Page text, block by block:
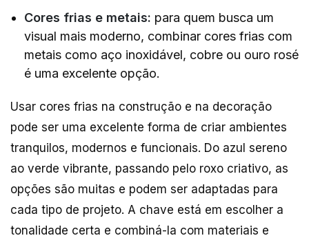
Cores frias e metais: para quem busca um
visual mais moderno, combinar cores frias com
metais como aço inoxidável, cobre ou ouro rosé
é uma excelente opção.
Usar cores frias na construção e na decoração
pode ser uma excelente forma de criar ambientes
tranquilos, modernos e funcionais. Do azul sereno
ao verde vibrante, passando pelo roxo criativo, as
opções são muitas e podem ser adaptadas para
cada tipo de projeto. A chave está em escolher a
tonalidade certa e combiná-la com materiais e